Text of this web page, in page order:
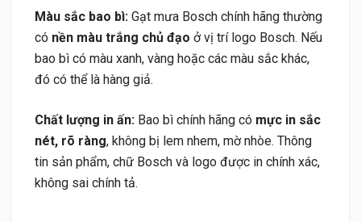
Màu sắc bao bì: Gạt mưa Bosch chính hãng thường
có nền màu trắng chủ đạo ở vị trí logo Bosch. Nếu
bao bì có màu xanh, vàng hoặc các màu sắc khác,
đó có thể là hàng giả.
Chất lượng in ấn: Bao bì chính hãng có mực in sắc
nét, rõ ràng, không bị lem nhem, mờ nhòe. Thông
tin sản phẩm, chữ Bosch và logo được in chính xác,
không sai chính tả.